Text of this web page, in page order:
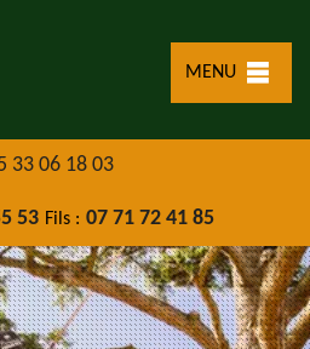
MENU
33 06 18 03
53 Fils : 07 71 72 41 85